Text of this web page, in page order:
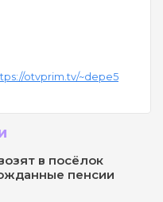
otvprim.tv/~depe5
в посёлок
пенсии